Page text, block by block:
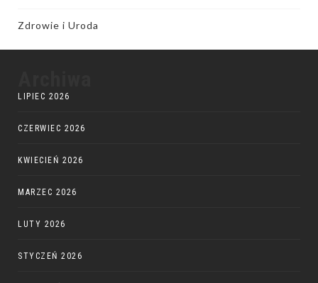
Zdrowie i Uroda
LIPIEC 2026
CZERWIEC 2026
KWIECIEŃ 2026
MARZEC 2026
LUTY 2026
STYCZEŃ 2026